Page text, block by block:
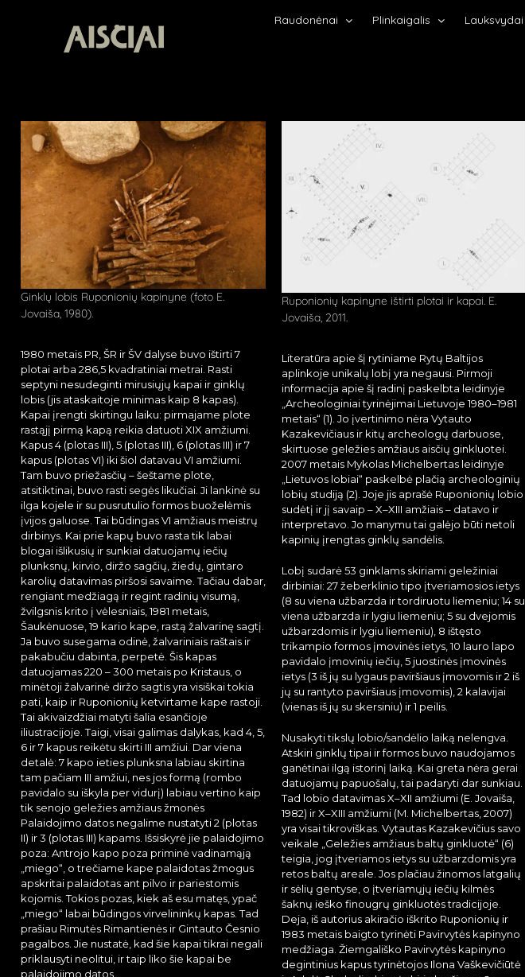
Raudonėnai Plinkaigalis Lauksvydai
Ginklų lobis Ruponionių kapinyne (foto E.
Jovaiša, 1980).
1980 metais PR, ŠR ir ŠV dalyse buvo ištirti 7
plotai arba 286,5 kvadratiniai metrai. Rasti
septyni nesudeginti mirusiųjų kapai ir ginklų
lobis (jis ataskaitoje minimas kaip 8 kapas).
Kapai įrengti skirtingu laiku: pirmajame plote
rastąjį pirmą kapą reikia datuoti XIX amžiumi.
Kapus 4 (plotas III), 5 (plotas III), 6 (plotas III) ir 7
kapus (plotas VI) iki šiol datavau VI amžiumi.
Tam buvo priežasčių – šeštame plote,
atsitiktinai, buvo rasti segės likučiai. Ji lankinė su
ilga kojele ir su pusrutulio formos buoželėmis
įvijos galuose. Tai būdingas VI amžiaus meistrų
dirbinys. Kai prie kapų buvo rasta tik labai
blogai išlikusių ir sunkiai datuojamų iečių
plunksnų, kirvio, diržo sagčių, žiedų, gintaro
karolių datavimas piršosi savaime. Tačiau dabar,
rengiant medžiagą ir regint radinių visumą,
žvilgsnis krito į vėlesniais, 1981 metais,
Šaukėnuose, 19 kario kape, rastą žalvarinę sagtį.
Ja buvo susegama odinė, žalvariniais raštais ir
pakabučiu dabinta, perpetė. Šis kapas
datuojamas 220 – 300 metais po Kristaus, o
minėtoji žalvarinė diržo sagtis yra visiškai tokia
pati, kaip ir Ruponionių ketvirtame kape rastoji.
Tai akivaizdžiai matyti šalia esančioje
iliustracijoje. Taigi, visai galimas dalykas, kad 4, 5,
6 ir 7 kapus reikėtu skirti III amžiui. Dar viena
detalė: 7 kapo ieties plunksna labiau skirtina
tam pačiam III amžiui, nes jos formą (rombo
pavidalo su iškyla per vidurį) labiau vertino kaip
tik senojo geležies amžiaus žmonės
Palaidojimo datos negalime nustatyti 2 (plotas
II) ir 3 (plotas III) kapams. Išsiskyrė jie palaidojimo
poza: Antrojo kapo poza priminė vadinamąją
„miego“, o trečiame kape palaidotas žmogus
apskritai palaidotas ant pilvo ir pariestomis
kojomis. Tokios pozas, kiek aš esu matęs, ypač
„miego“ labai būdingos virvelininkų kapas. Tad
prašiau Rimutės Rimantienės ir Gintauto Česnio
pagalbos. Jie nustatė, kad šie kapai tikrai negali
priklausyti neolitui, ir taip liko šie kapai be
palaidojimo datos.
Ruponionių kapinyne ištirti plotai ir kapai. E.
Jovaiša, 2011.
Literatūra apie šį rytiniame Rytų Baltijos
aplinkoje unikalų lobį yra negausi. Pirmoji
informacija apie šį radinį paskelbta leidinyje
„Archeologiniai tyrinėjimai Lietuvoje 1980–1981
metais“ (1). Jo įvertinimo nėra Vytauto
Kazakevičiaus ir kitų archeologų darbuose,
skirtuose geležies amžiaus aisčių ginkluotei.
2007 metais Mykolas Michelbertas leidinyje
„Lietuvos lobiai“ paskelbė plačią archeologinių
lobių studiją (2). Joje jis aprašė Ruponionių lobio
sudėtį ir jį savaip – X–XIII amžiais – datavo ir
interpretavo. Jo manymu tai galėjo būti netoli
kapinių įrengtas ginklų sandėlis.
Lobį sudarė 53 ginklams skiriami geležiniai
dirbiniai: 27 žeberklinio tipo įtveriamosios ietys
(8 su viena užbarzda ir tordiruotu liemeniu; 14 su
viena užbarzda ir lygiu liemeniu; 5 su dvejomis
užbarzdomis ir lygiu liemeniu), 8 ištęsto
trikampio formos įmovinės ietys, 10 lauro lapo
pavidalo įmovinių iečių, 5 juostinės įmovinės
ietys (3 iš jų su lygaus paviršiaus įmovomis ir 2 iš
jų su rantyto paviršiaus įmovomis), 2 kalavijai
(vienas iš jų su skersiniu) ir 1 peilis.
Nusakyti tikslų lobio/sandėlio laiką nelengva.
Atskiri ginklų tipai ir formos buvo naudojamos
ganėtinai ilgą istorinį laiką. Kai greta nėra gerai
datuojamų papuošalų, tai padaryti dar sunkiau.
Tad lobio datavimas X–XII amžiumi (E. Jovaiša,
1982) ir X–XIII amžiumi (M. Michelbertas, 2007)
yra visai tikroviškas. Vytautas Kazakevičius savo
veikale „Geležies amžiaus baltų ginkluotė“ (6)
teigia, jog įtveriamos ietys su užbarzdomis yra
retos baltų areale. Jos plačiau žinomos latgalių
ir sėlių gentyse, o įtveriamųjų iečių kilmės
šaknų ieško finougrų ginkluotės tradicijoje.
Deja, iš autorius akiračio iškrito Ruponionių ir
1983 metais baigto tyrinėti Pavirvytės kapinyno
medžiaga. Žiemgališko Pavirvytės kapinyno
degintinius kapus tyrinėtojos Ilona Vaškevičiūtė